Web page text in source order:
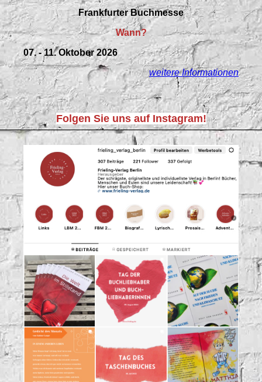
Frankfurter Buchmesse
Wann?
07. - 11. Oktober 2026
weitere Informationen
Folgen Sie uns auf Instagram!